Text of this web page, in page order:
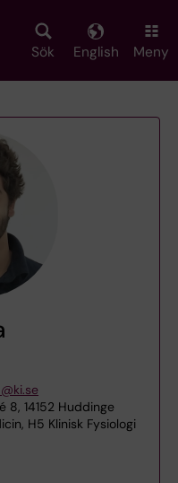
Sök English Meny
8, 14152 Huddinge
H5 Klinisk Fysiologi